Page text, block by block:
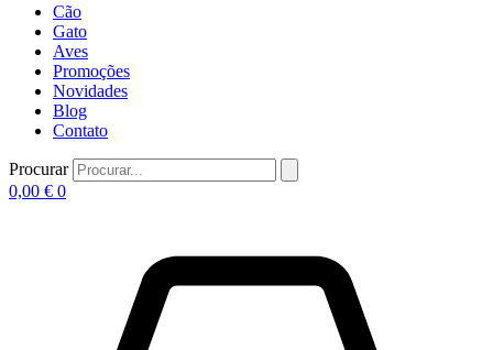
Cão
Gato
Aves
Promoções
Novidades
Blog
Contato
Procurar
0,00 € 0